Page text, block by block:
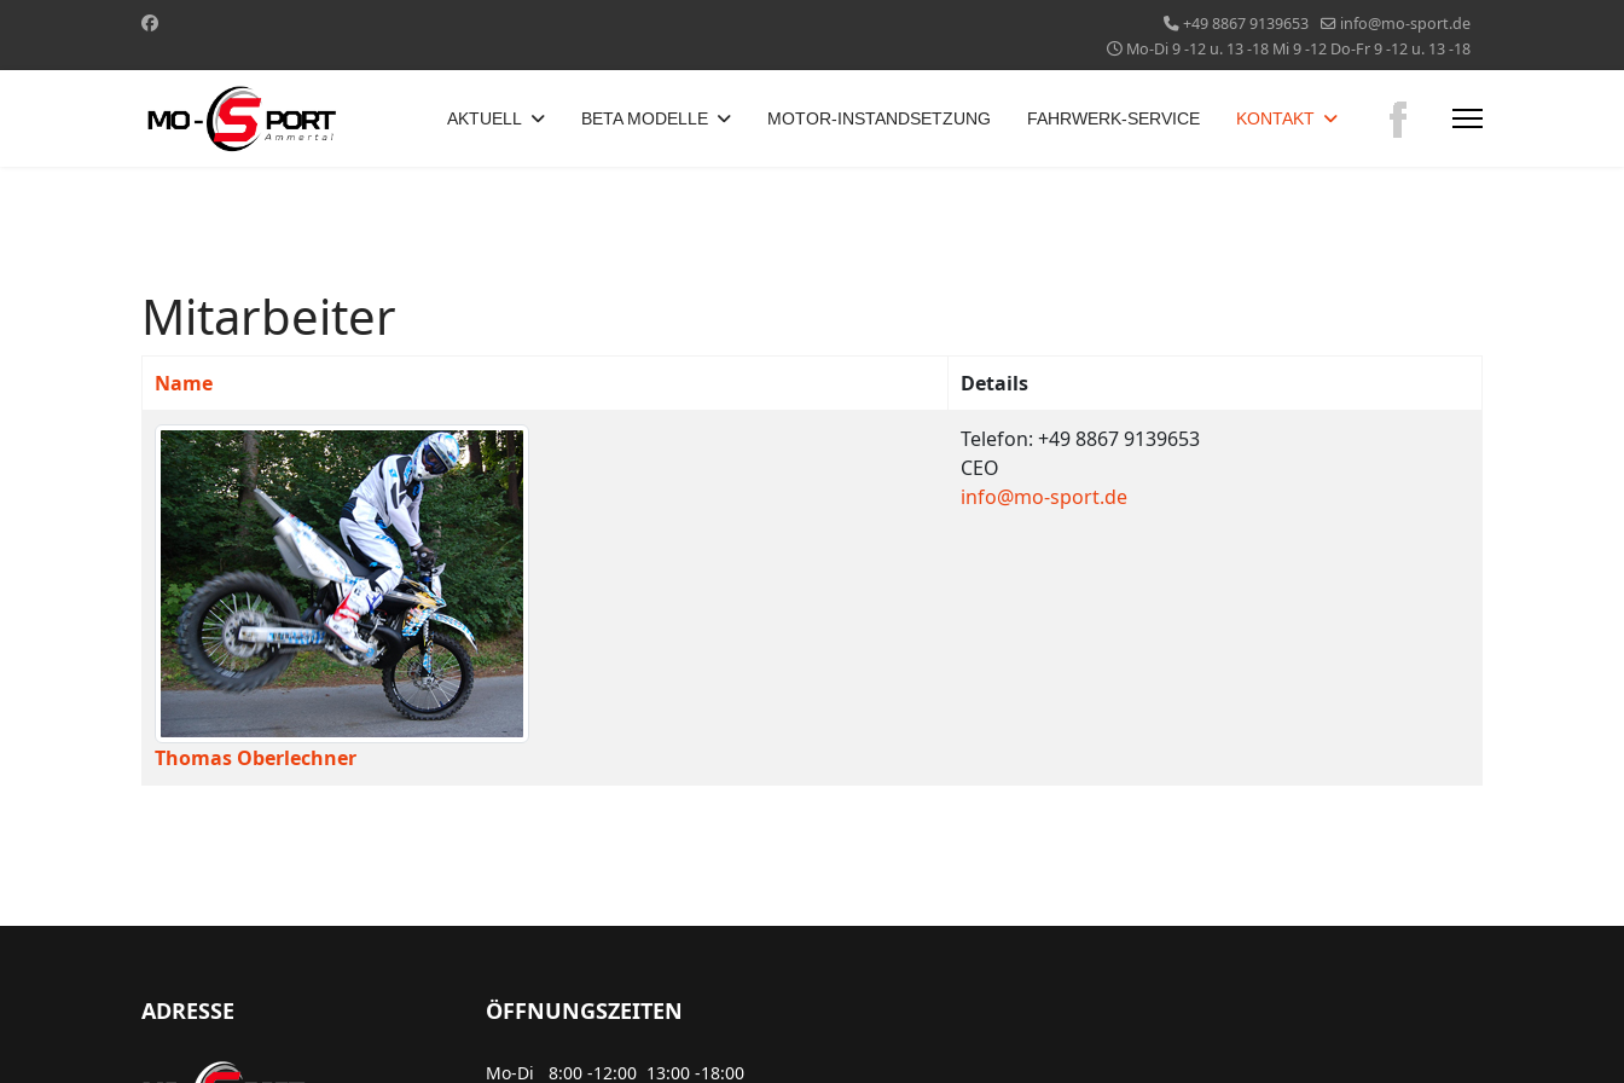
+49 8867 9139653
info@mo-sport.de
Mo-Di 9 -12 u. 13 -18 Mi 9 -12 Do-Fr 9 -12 u. 13 -18
AKTUELL BETA MODELLE MOTOR-INSTANDSETZUNG FAHRWERK-SERVICE KONTAKT
Mitarbeiter
Kontakte,
Name Details
Thomas Oberlechner
Telefon: +49 8867 9139653
CEO
info@mo-sport.de
ADRESSE ÖFFNUNGSZEITEN
Mo-Di 8:00 -12:00 13:00 -18:00